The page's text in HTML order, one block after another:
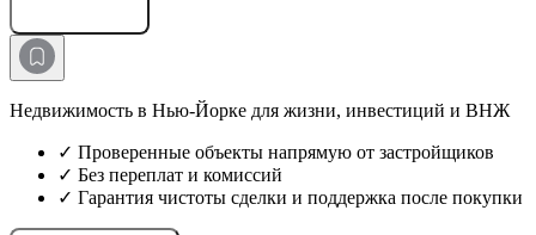
Недвижимость в Нью-Йорке для жизни, инвестиций и ВНЖ
✓ Проверенные объекты напрямую от застройщиков
✓ Без переплат и комиссий
✓ Гарантия чистоты сделки и поддержка после покупки